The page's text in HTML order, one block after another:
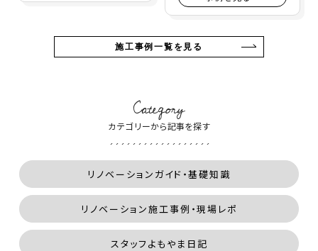
施工事例一覧を見る
Category
カテゴリーから記事を探す
リノベーションガイド・基礎知識
リノベーション施工事例・現場レポ
スタッフよもやま日記